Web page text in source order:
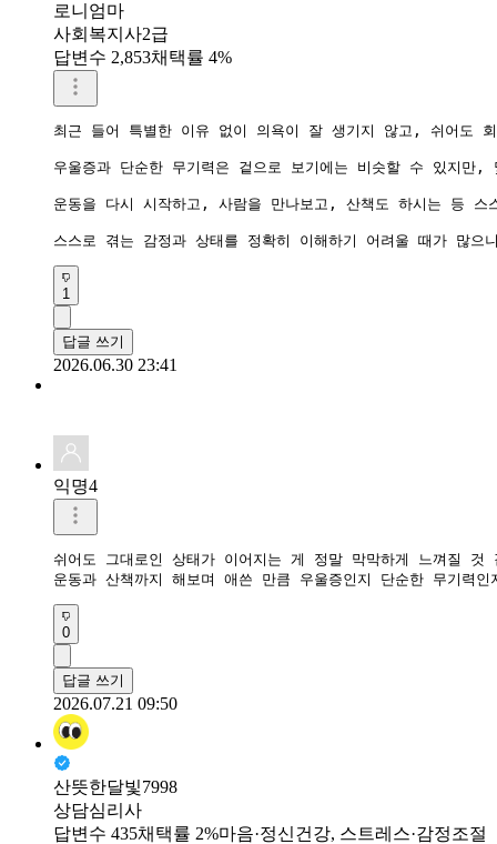
로니엄마
사회복지사2급
답변수 2,853채택률 4%
최근 들어 특별한 이유 없이 의욕이 잘 생기지 않고, 쉬어도
우울증과 단순한 무기력은 겉으로 보기에는 비슷할 수 있지
운동을 다시 시작하고, 사람을 만나보고, 산책도 하시는 등
스스로 겪는 감정과 상태를 정확히 이해하기 어려울 때가 많
1
답글 쓰기
2026.06.30 23:41
익명4
쉬어도 그대로인 상태가 이어지는 게 정말 막막하게 느껴질
운동과 산책까지 해보며 애쓴 만큼 우울증인지 단순한 무기
0
답글 쓰기
2026.07.21 09:50
산뜻한달빛7998
상담심리사
답변수 435채택률 2%마음·정신건강, 스트레스·감정조절